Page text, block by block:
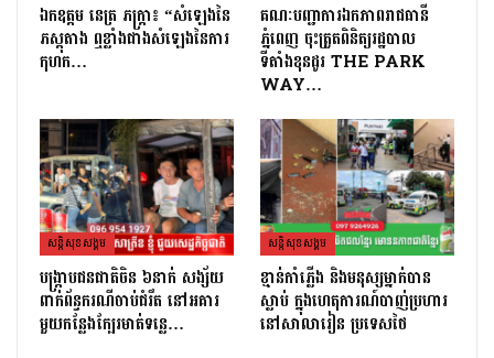
ឯកឧត្តម នេត្រ ភក្រ្តា៖ “សំឡេងនៃ
ភស្តុតាង ឮខ្លាំងជាងសំឡេងនៃការ
កុហក…
គណៈបញ្ជាការឯកភាពរាជធានី
ភ្នំពេញ ចុះត្រួតពិនិត្យរដ្ឋបាល
ទីតាំងខុនដូរ THE PARK
WAY…
សន្តិសុខសង្គម
បង្ក្រាបជនជាតិចិន ៦នាក់ សង្ស័យ
ពាក់ព័ន្ធករណីចាប់ជំរឹត នៅអគារ
មួយកន្លែងក្បែរមាត់ទន្លេ…
សន្តិសុខសង្គម
ខ្មាន់កាំភ្លើង និងមនុស្សម្នាក់បាន
ស្លាប់ ក្នុងហេតុការណ៍បាញ់ប្រហារ
នៅសាលារៀន ប្រទេសថៃ